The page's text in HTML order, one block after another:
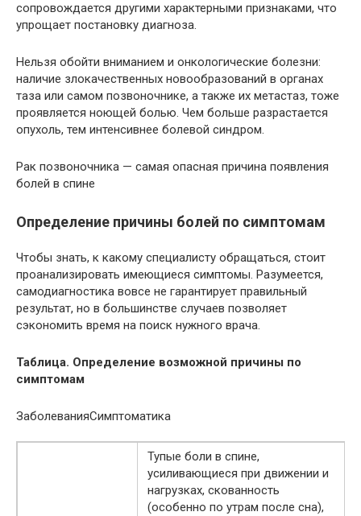
сопровождается другими характерными признаками, что
упрощает постановку диагноза.
Нельзя обойти вниманием и онкологические болезни:
наличие злокачественных новообразований в органах
таза или самом позвоночнике, а также их метастаз, тоже
проявляется ноющей болью. Чем больше разрастается
опухоль, тем интенсивнее болевой синдром.
Рак позвоночника — самая опасная причина появления
болей в спине
Определение причины болей по симптомам
Чтобы знать, к какому специалисту обращаться, стоит
проанализировать имеющиеся симптомы. Разумеется,
самодиагностика вовсе не гарантирует правильный
результат, но в большинстве случаев позволяет
сэкономить время на поиск нужного врача.
Таблица. Определение возможной причины по
симптомам
ЗаболеванияСимптоматика
Тупые боли в спине,
усиливающиеся при движении и
нагрузках, скованность
(особенно по утрам после сна),